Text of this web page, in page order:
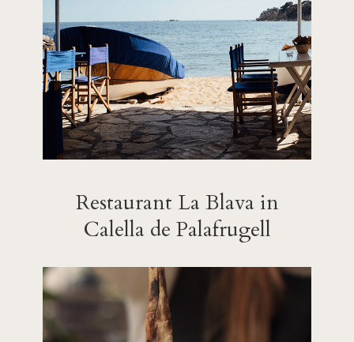
Restaurant La Blava in
Calella de Palafrugell